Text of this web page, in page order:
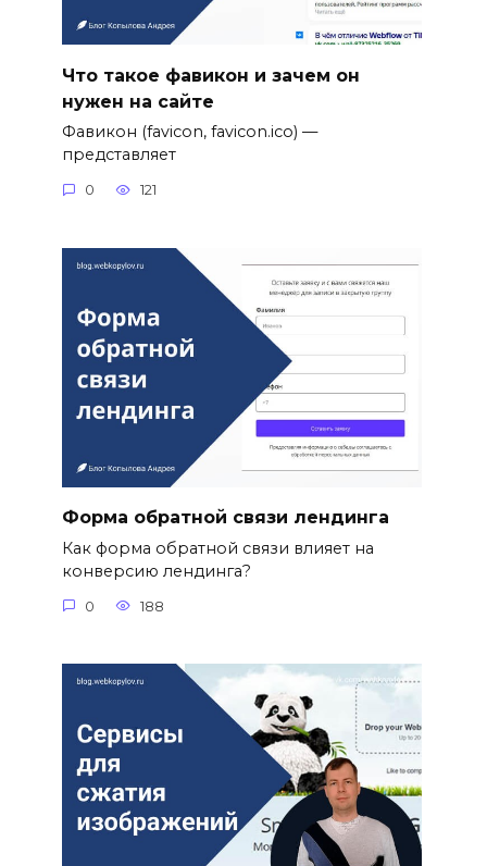
Что такое фавикон и зачем он
нужен на сайте
Фавикон (favicon, favicon.ico) —
представляет
0 121
Форма обратной связи лендинга
Как форма обратной связи влияет на
конверсию лендинга?
0 188